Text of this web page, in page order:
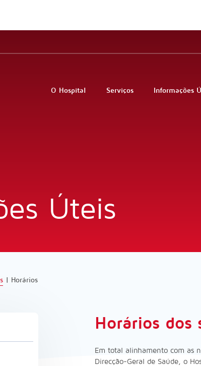
O Hospital Serviços Informações
Úteis
Horários
Horários dos
Em total alinhamento com as
Direcção-Geral de Saúde, o